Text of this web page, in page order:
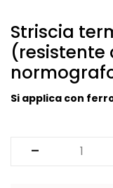
Striscia
(resistente
Si applica con